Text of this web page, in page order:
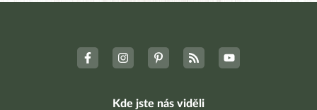
Kde jste nás viděli